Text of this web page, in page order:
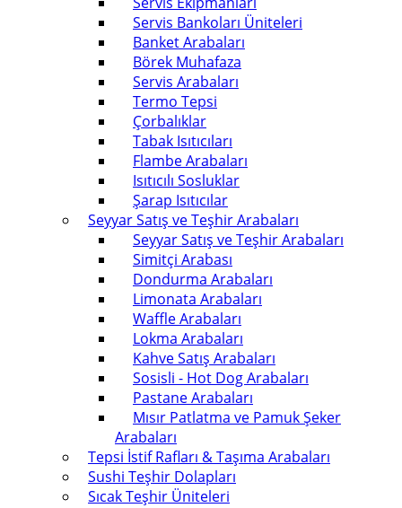
Servis Bankoları Üniteleri
Banket Arabaları
Börek Muhafaza
Servis Arabaları
Termo Tepsi
Çorbalıklar
Tabak Isıtıcıları
Flambe Arabaları
Isıtıcılı Sosluklar
Şarap Isıtıcılar
Seyyar Satış ve Teşhir Arabaları
Seyyar Satış ve Teşhir Arabaları
Simitçi Arabası
Dondurma Arabaları
Limonata Arabaları
Waffle Arabaları
Lokma Arabaları
Kahve Satış Arabaları
Sosisli - Hot Dog Arabaları
Pastane Arabaları
Mısır Patlatma ve Pamuk Şeker
Arabaları
Tepsi İstif Rafları & Taşıma Arabaları
Sushi Teşhir Dolapları
Sıcak Teşhir Üniteleri